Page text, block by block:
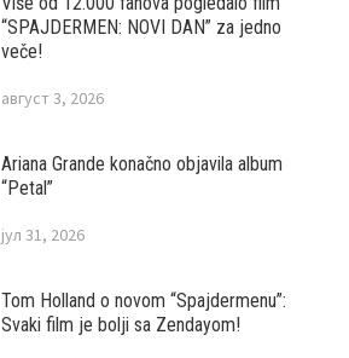
“SPAJDERMEN: NOVI DAN” za jedno
veče!
август 3, 2026
Ariana Grande konačno objavila album
“Petal”
јул 31, 2026
Tom Holland o novom “Spajdermenu”:
Svaki film je bolji sa Zendayom!